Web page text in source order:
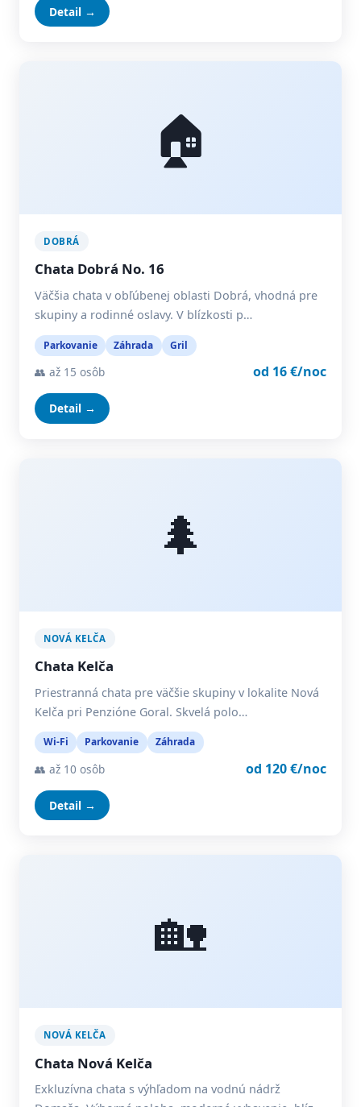
Detail →
🏠
DOBRÁ
Chata Dobrá No. 16
Väčšia chata v obľúbenej oblasti Dobrá, vhodná pre
skupiny a rodinné oslavy. V blízkosti p…
Parkovanie Záhrada Gril
👥 až 15 osôb od 16 €/noc
Detail →
🌲
NOVÁ KELČA
Chata Kelča
Priestranná chata pre väčšie skupiny v lokalite Nová
Kelča pri Penzióne Goral. Skvelá polo…
Wi-Fi Parkovanie Záhrada
👥 až 10 osôb od 120 €/noc
Detail →
🏡
NOVÁ KELČA
Chata Nová Kelča
Exkluzívna chata s výhľadom na vodnú nádrž